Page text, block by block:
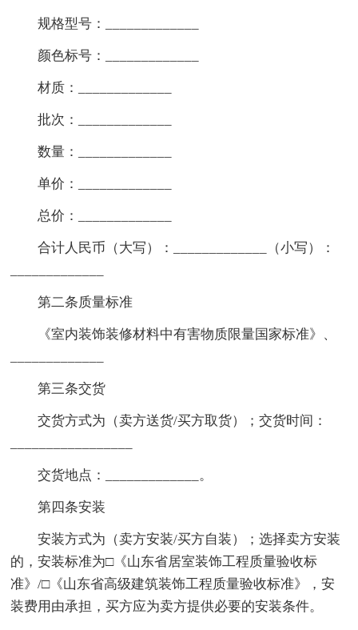
规格型号：_____________
颜色标号：_____________
材质：_____________
批次：_____________
数量：_____________
单价：_____________
总价：_____________
合计人民币（大写）：_____________（小写）：
第二条质量标准
《室内装饰装修材料中有害物质限量国家标准》、
第三条交货
交货方式为（卖方送货/买方取货）；交货时间：
交货地点：_____________。
第四条安装
安装方式为（卖方安装/买方自装）；选择卖方安装
的，安装标准为□《山东省居室装饰工程质量验收标
准》/□《山东省高级建筑装饰工程质量验收标准》，安
装费用由承担，买方应为卖方提供必要的安装条件。